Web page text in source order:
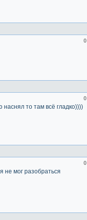
0
0
наснял то там всё гладко))))
0
не мог разобраться